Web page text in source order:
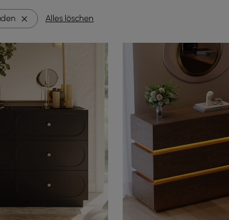
Alles löschen